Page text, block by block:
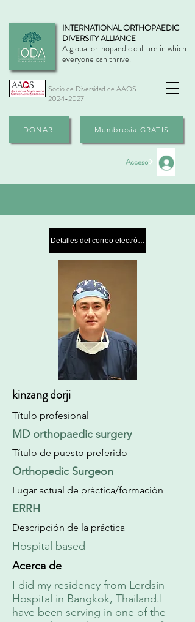
INTERNATIONAL ORTHOPAEDIC
DIVERSITY ALLIANCE
A global orthopaedic culture in which
everyone can thrive.
Socio de Diversidad de AAOS
2024-2027
DONAR Membresía GRATIS
Acceso
Detalles del correo electrónico
kinzang dorji
Título profesional
MD orthopaedic surgery
Título de puesto preferido
Orthopedic Surgeon
Lugar actual de práctica/formación
ERRH
Descripción de la práctica
Hospital based
Acerca de
I did my residency from Lerdsin
Hospital in Bangkok, Thailand.I
have been serving in one of the